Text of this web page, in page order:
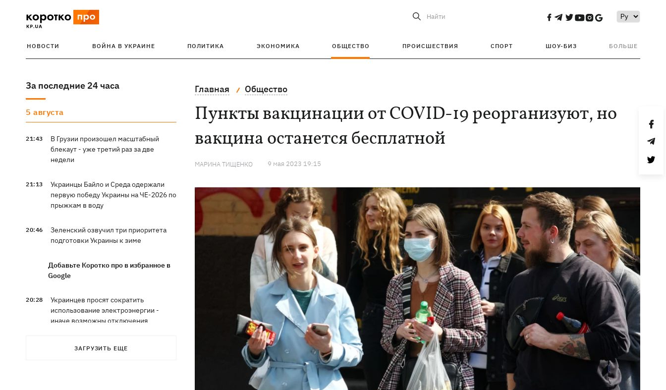
Найти
НОВОСТИ ВОЙНА В УКРАИНЕ ПОЛИТИКА ЭКОНОМИКА ОБЩЕСТВО ПРОИСШЕСТВИЯ СПОРТ ШОУ-БИЗ БОЛЬШЕ
За последние 24 часа
5 августа
21:43
В Грузии произошел масштабный
блекаут - уже третий раз за две
недели
21:13
Украинцы Байло и Среда одержали
первую победу Украины на ЧЕ-2026 по
прыжкам в воду
20:46
Зеленский озвучил три приоритета
подготовки Украины к зиме
Добавьте Коротко про в избранное в
Google
20:28
Украинцев просят сократить
использование электроэнергии -
иначе возможны отключения
Тайский футболист погиб от удара
ЗАГРУЗИТЬ ЕЩЕ
Главная Общество
Пункты вакцинации от COVID-19 реорганизуют, но
вакцина останется бесплатной
МАРИНА ТИЩЕНКО 9 мая 2023 19:15